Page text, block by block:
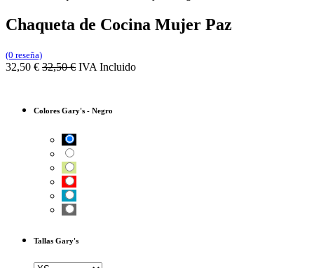
Chaqueta de Cocina Mujer Paz
(0 reseña)
32,50 € 32,50€ IVA Incluido
Colores Gary's - Negro
Tallas Gary's